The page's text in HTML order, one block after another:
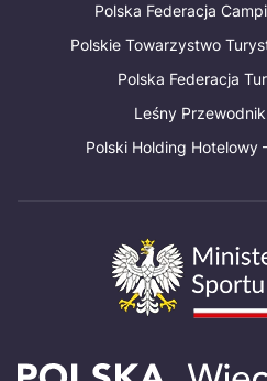
Polska Federacja
Polskie Towarzystwo
Polska Federacja
Leśny
Polski Holding Hotelowy